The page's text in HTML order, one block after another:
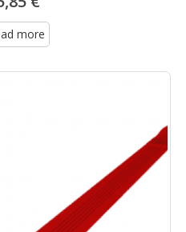
more